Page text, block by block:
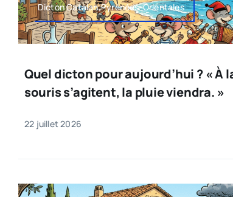
Dicton Catalan,Pyrénées-Orientales
Quel dicton pour aujourd’hui ? « À
souris s’agitent, la pluie viendra. »
22 juillet 2026